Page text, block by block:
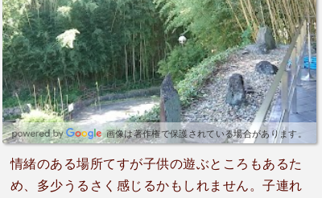
画像は著作権で保護されている場合があります。
情緒のある場所てすが子供の遊ぶところもあるた
め、多少うるさく感じるかもしれません。子連れ